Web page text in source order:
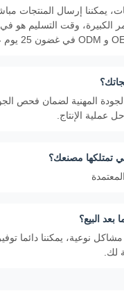
يمكننا إرسال المنتجات
المهنية لضمان فحص
الإنتاج.
تمتلكها مصنعك؟
البيع؟
نوعية، يمكننا دائما
لك.